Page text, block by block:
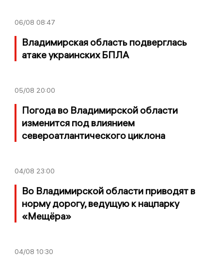
06/08 08:47
Владимирская область подверглась
атаке украинских БПЛА
05/08 20:00
Погода во Владимирской области
изменится под влиянием
североатлантического циклона
04/08 23:00
Во Владимирской области приводят в
норму дорогу, ведущую к нацпарку
«Мещёра»
04/08 10:30